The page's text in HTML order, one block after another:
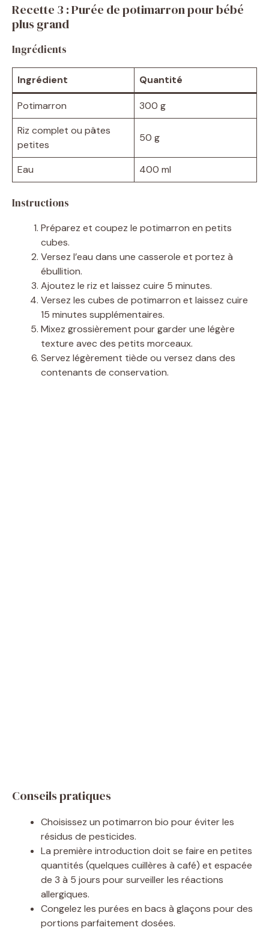
V
d
e
Recette 3 : Purée de potimarron pour bébé
plus grand
Ingrédients
Ingrédient Quantité
Potimarron
300 g
Riz complet ou pâtes
petites
50 g
Eau 400 ml
Instructions
Préparez et coupez le potimarron en petits
cubes.
Versez l’eau dans une casserole et portez à
ébullition.
Ajoutez le riz et laissez cuire 5 minutes.
Versez les cubes de potimarron et laissez cuire
15 minutes supplémentaires.
Mixez grossièrement pour garder une légère
texture avec des petits morceaux.
Servez légèrement tiède ou versez dans des
contenants de conservation.
Conseils pratiques
Choisissez un potimarron bio pour éviter les
résidus de pesticides.
La première introduction doit se faire en petites
quantités (quelques cuillères à café) et espacée
de 3 à 5 jours pour surveiller les réactions
allergiques.
Congelez les purées en bacs à glaçons pour des
portions parfaitement dosées.